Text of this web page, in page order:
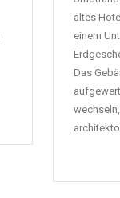
altes
einem
Das